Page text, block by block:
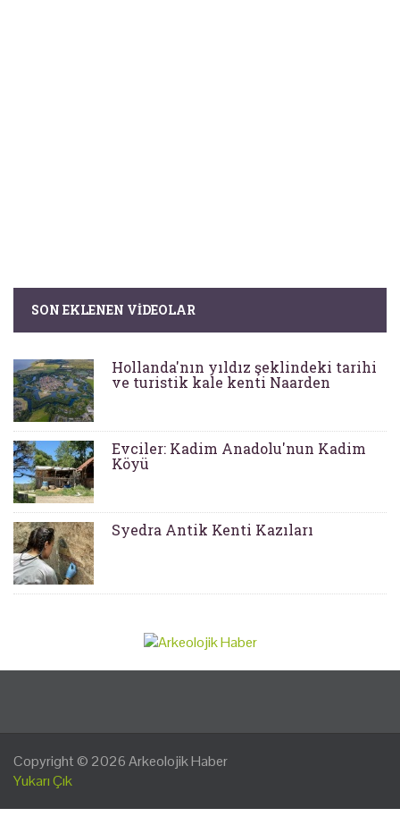
SON EKLENEN VIDEOLAR
Hollanda'nın yıldız şeklindeki tarihi
ve turistik kale kenti Naarden
Evciler: Kadim Anadolu'nun Kadim
Köyü
Syedra Antik Kenti Kazıları
Copyright © 2026Arkeolojik Haber
Yukarı Çık